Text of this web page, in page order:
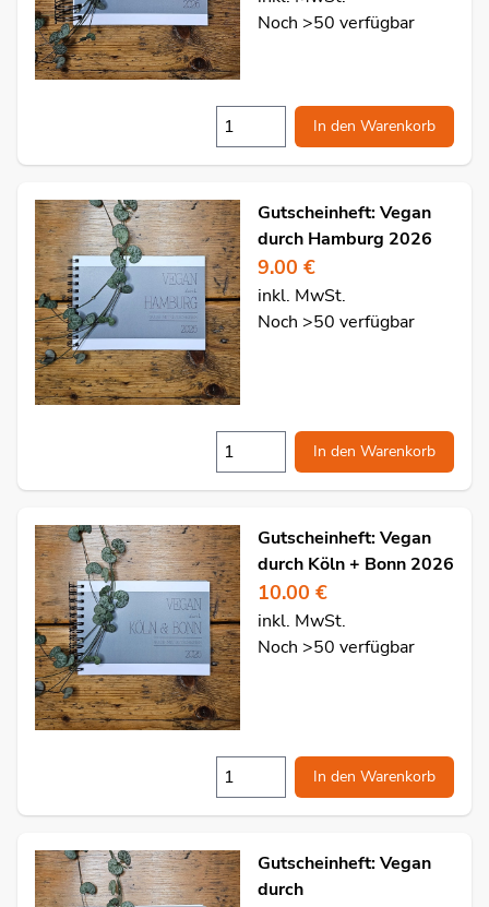
Noch >50 verfügbar
In den Warenkorb
Gutscheinheft: Vegan
durch Hamburg 2026
9.00 €
inkl. MwSt.
Noch >50 verfügbar
In den Warenkorb
Gutscheinheft: Vegan
durch Köln + Bonn 2026
10.00 €
inkl. MwSt.
Noch >50 verfügbar
In den Warenkorb
Gutscheinheft: Vegan
durch